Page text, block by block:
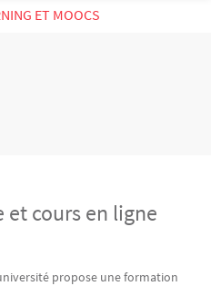
ET MOOCS
cours en ligne
propose une formation